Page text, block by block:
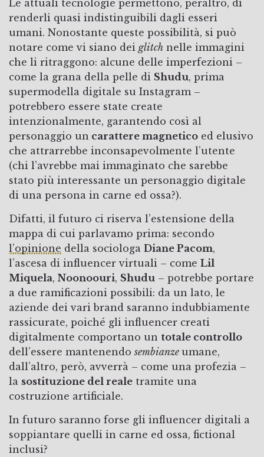
Le attuali tecnologie permettono, peraltro, di
renderli quasi indistinguibili dagli esseri
umani. Nonostante queste possibilità, si può
notare come vi siano dei glitch nelle immagini
che li ritraggono: alcune delle imperfezioni –
come la grana della pelle di Shudu, prima
supermodella digitale su Instagram –
potrebbero essere state create
intenzionalmente, garantendo così al
personaggio un carattere magnetico ed elusivo
che attrarrebbe inconsapevolmente l’utente
(chi l’avrebbe mai immaginato che sarebbe
stato più interessante un personaggio digitale
di una persona in carne ed ossa?).
Difatti, il futuro ci riserva l’estensione della
mappa di cui parlavamo prima: secondo
l’opinione della sociologa Diane Pacom,
l’ascesa di influencer virtuali – come Lil
Miquela, Noonoouri, Shudu – potrebbe portare
a due ramificazioni possibili: da un lato, le
aziende dei vari brand saranno indubbiamente
rassicurate, poiché gli influencer creati
digitalmente comportano un totale controllo
dell’essere mantenendosembianze umane,
dall’altro, però, avverrà – come una profezia –
la sostituzione del reale tramite una
costruzione artificiale.
In futuro saranno forse gli influencer digitali a
soppiantare quelli in carne ed ossa, fictional
inclusi?